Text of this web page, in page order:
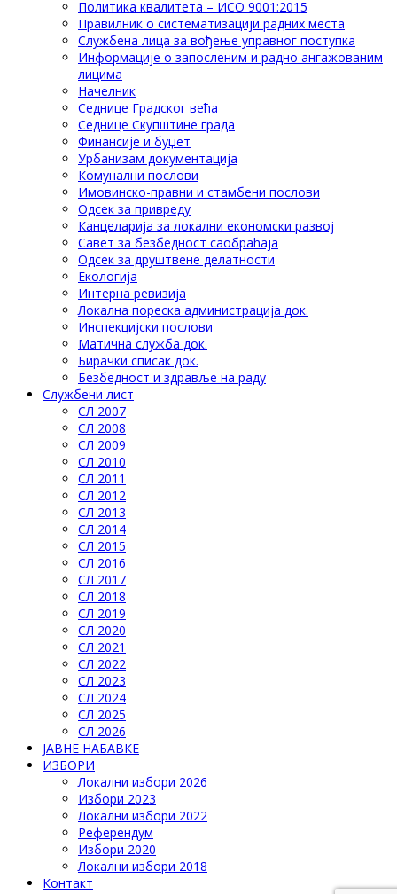
Политика квалитета – ИСО 9001:2015
Правилник о систематизацији радних места
Службена лица за вођење управног поступка
Информације о запосленим и радно ангажованим
лицима
Начелник
Седнице Градског већа
Седнице Скупштине града
Финансије и буџет
Урбанизам документација
Комунални послови
Имовинско-правни и стамбени послови
Одсек за привреду
Канцеларија за локални економски развој
Савет за безбедност саобраћаја
Одсек за друштвене делатности
Eкологија
Интерна ревизија
Локална пореска администрација док.
Инспекцијски послови
Матична служба док.
Бирачки списак док.
Безбедност и здравље на раду
Службени лист
СЛ 2007
СЛ 2008
СЛ 2009
СЛ 2010
СЛ 2011
СЛ 2012
СЛ 2013
СЛ 2014
СЛ 2015
СЛ 2016
СЛ 2017
СЛ 2018
СЛ 2019
СЛ 2020
СЛ 2021
СЛ 2022
СЛ 2023
СЛ 2024
СЛ 2025
СЛ 2026
ЈАВНЕ НАБАВКЕ
ИЗБОРИ
Локални избори 2026
Избори 2023
Локални избори 2022
Референдум
Избори 2020
Локални избори 2018
Контакт